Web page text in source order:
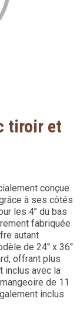
tiroir et
conçue
à ses côtés
les 4’’ du bas
fabriquée
autant
de 24'' x 36''
offrant plus
inclus avec la
de 11
inclus